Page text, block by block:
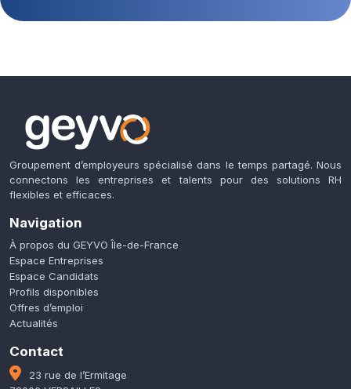
Groupement d’employeurs spécialisé dans le temps partagé. Nous
connectons les entreprises et talents pour des solutions RH
flexibles et efficaces.
Navigation
À propos du GEYVO Île-de-France
Espace Entreprises
Espace Candidats
Profils disponibles
Offres d’emploi
Actualités
Contact
23 rue de l’Ermitage